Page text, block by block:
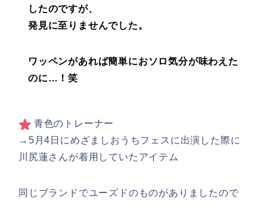
したのですが、
発見に至りませんでした。
ワッペンがあれば簡単におソロ気分が味わえた
のに…！笑
青色のトレーナー
→5月4日にめざましおうちフェスに出演した際に
川尻蓮さんが着用していたアイテム
同じブランドでユーズドのものがありましたので